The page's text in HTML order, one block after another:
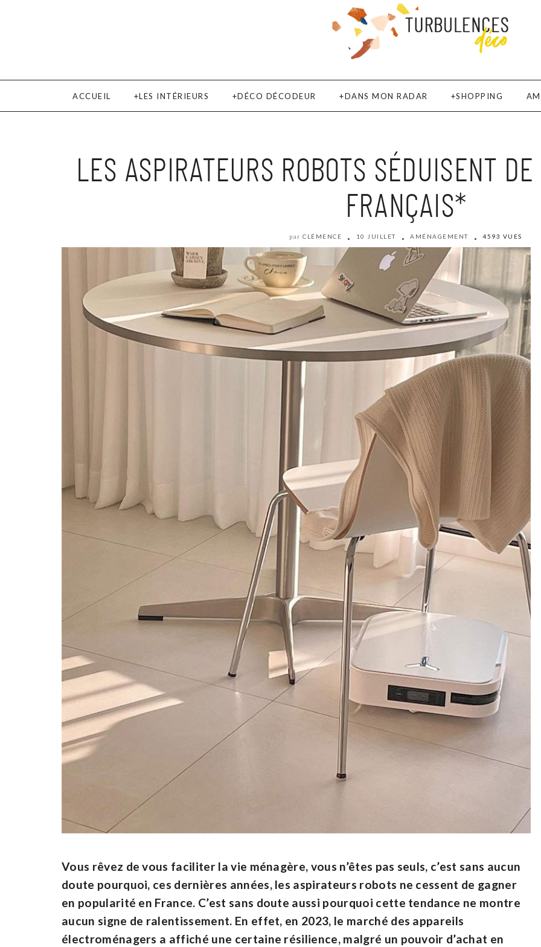
ACCUEIL LES INTÉRIEURS DÉCO DÉCODEUR DANS MON RADAR SHOPPING
LES ASPIRATEURS ROBOTS SÉDUISENT
FRANÇAIS*
par CLÉMENCE 10 JUILLET AMÉNAGEMENT 4593 VUES
Vous rêvez de vous faciliter la vie ménagère, vous n’êtes pas seuls, c’est sans aucun
doute pourquoi, ces dernières années, les aspirateurs robots ne cessent de gagner
en popularité en France. C’est sans doute aussi pourquoi cette tendance ne montre
aucun signe de ralentissement. En effet, en 2023, le marché des appareils
électroménagers a affiché une certaine résilience, malgré un pouvoir d’achat en